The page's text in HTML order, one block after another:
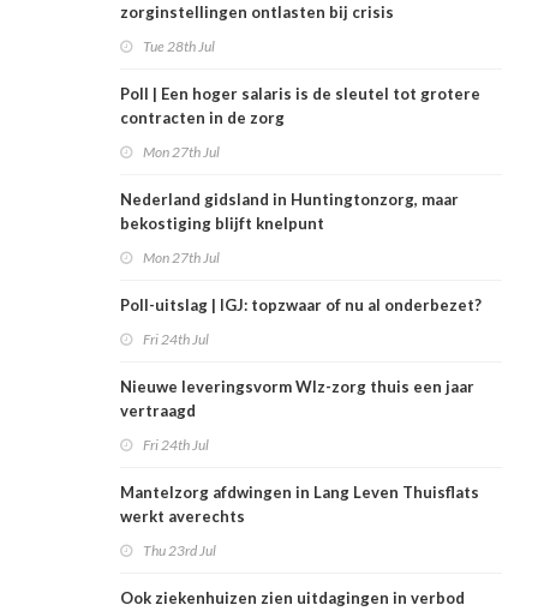
zorginstellingen ontlasten bij crisis
Tue 28th Jul
Poll | Een hoger salaris is de sleutel tot grotere
contracten in de zorg
Mon 27th Jul
Nederland gidsland in Huntingtonzorg, maar
bekostiging blijft knelpunt
Mon 27th Jul
Poll-uitslag | IGJ: topzwaar of nu al onderbezet?
Fri 24th Jul
Nieuwe leveringsvorm Wlz-zorg thuis een jaar
vertraagd
Fri 24th Jul
Mantelzorg afdwingen in Lang Leven Thuisflats
werkt averechts
Thu 23rd Jul
Ook ziekenhuizen zien uitdagingen in verbod